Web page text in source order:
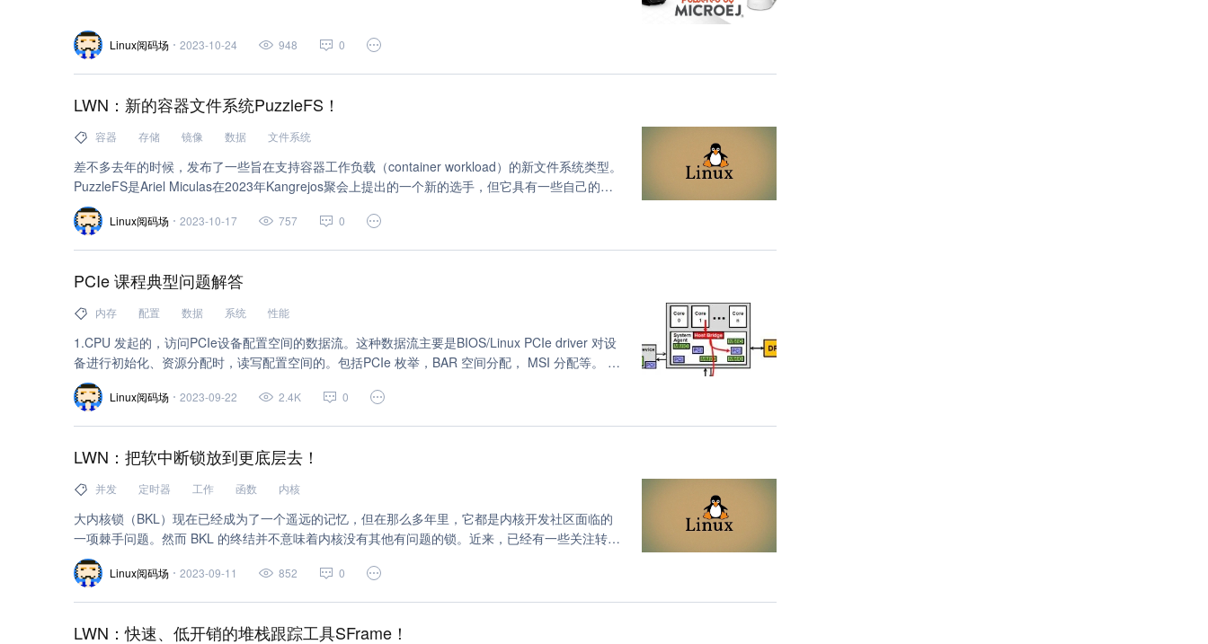
Linux阅码场 2023-10-24 948 0
LWN：新的容器文件系统PuzzleFS！
容器 存储 镜像 数据 文件系统
差不多去年的时候，发布了一些旨在支持容器工作负载（container workload）的新文件系统类型。
PuzzleFS是Ariel Miculas在2023年Kangrejos聚会上提出的一个新的选手，但它具有一些自己的特
点，包括一种新颖的压缩机制和使用Rust编写的实现。
Linux阅码场 2023-10-17 757 0
PCIe 课程典型问题解答
内存 配置 数据 系统 性能
1.CPU 发起的，访问PCIe设备配置空间的数据流。这种数据流主要是BIOS/Linux PCIe driver 对设
备进行初始化、资源分配时，读写配置空间的。包括PCIe 枚举，BAR 空间分配， MSI 分配等。 设
备驱动通过 pci_wirte_config() / pci_read_config() 发起配置空间访问。 lspci / setpci 也是对应到配
置空间访问。
Linux阅码场 2023-09-22 2.4K 0
LWN：把软中断锁放到更底层去！
并发 定时器 工作 函数 内核
大内核锁（BKL）现在已经成为了一个遥远的记忆，但在那么多年里，它都是内核开发社区面临的
一项棘手问题。然而 BKL 的终结并不意味着内核没有其他有问题的锁。近来，已经有一些关注转向
了软中断锁（software-interrupt lock）或“下半部锁”（bottom half lock），因为它可能会在实时系
统上导致延迟。Frederic Weisbecker 正在采取最新行动来减小这个锁的影响范围，该方法就是基于
移除 BKL 时所采取的方法。
Linux阅码场 2023-09-11 852 0
LWN：快速、低开销的堆栈跟踪工具SFrame！